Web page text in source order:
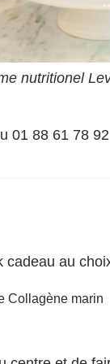
nutritionel
01 88 61 78 92
cadeau au
Collagène marin